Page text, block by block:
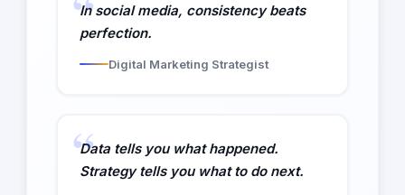
In social media, consistency beats
perfection.
Digital Marketing Strategist
Data tells you what happened.
Strategy tells you what to do next.